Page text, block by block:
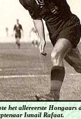
het allereerste Hongaars
Ismail Rafaat.